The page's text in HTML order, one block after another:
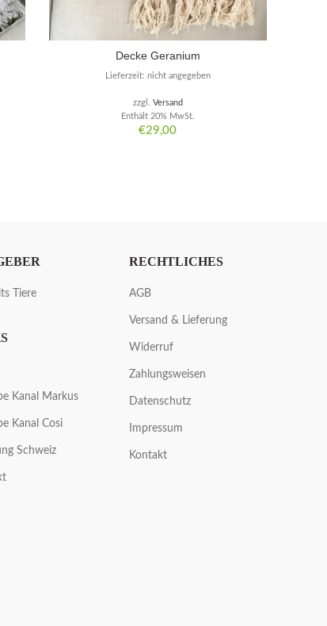
Decke Geranium
€29,00
Enthält 20% MwSt.
zzgl. Versand
Lieferzeit: nicht angegeben
Tiere
Kanal Markus
Kanal Cosi
Schweiz
RECHTLICHES
AGB
Versand & Lieferung
Widerruf
Zahlungsweisen
Datenschutz
Impressum
Kontakt